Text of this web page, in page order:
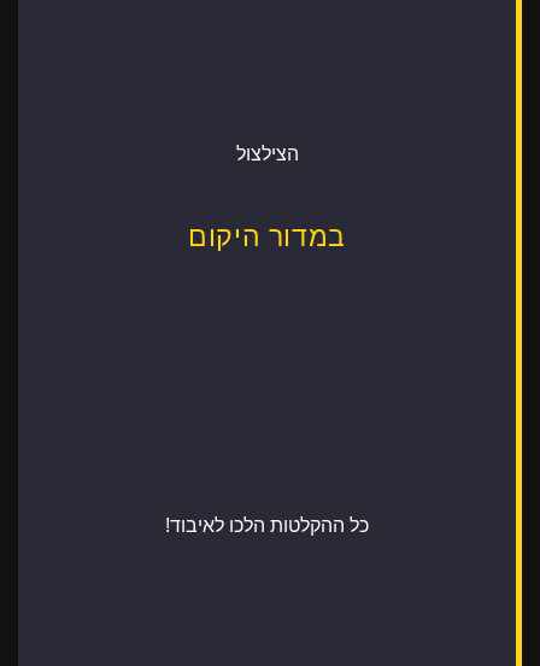
הצילצול
במדור היקום
כל ההקלטות הלכו לאיבוד!